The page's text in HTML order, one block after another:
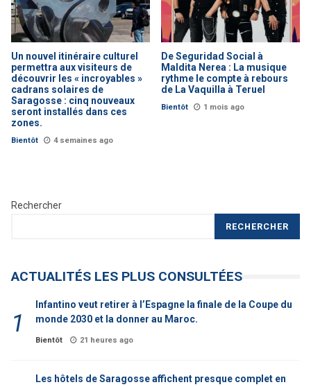
Un nouvel itinéraire culturel
permettra aux visiteurs de
découvrir les « incroyables »
cadrans solaires de
Saragosse : cinq nouveaux
seront installés dans ces
zones.
Bientôt 4 semaines ago
De Seguridad Social à
Maldita Nerea : La musique
rythme le compte à rebours
de La Vaquilla à Teruel
Bientôt 1 mois ago
Rechercher
RECHERCHER
ACTUALITÉS LES PLUS CONSULTÉES
Infantino veut retirer à l’Espagne la finale de la Coupe du
monde 2030 et la donner au Maroc.
Bientôt 21 heures ago
Les hôtels de Saragosse affichent presque complet en